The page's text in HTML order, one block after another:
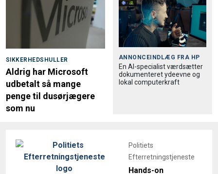
SIKKERHEDSHULLER
Aldrig har Microsoft
udbetalt så mange
penge til dusørjægere
som nu
ANNONCEINDLÆG FRA HP
En AI-specialist værdsætter
dokumenteret ydeevne og
lokal computerkraft
Politiets
Efterretningstjeneste
Hands-on